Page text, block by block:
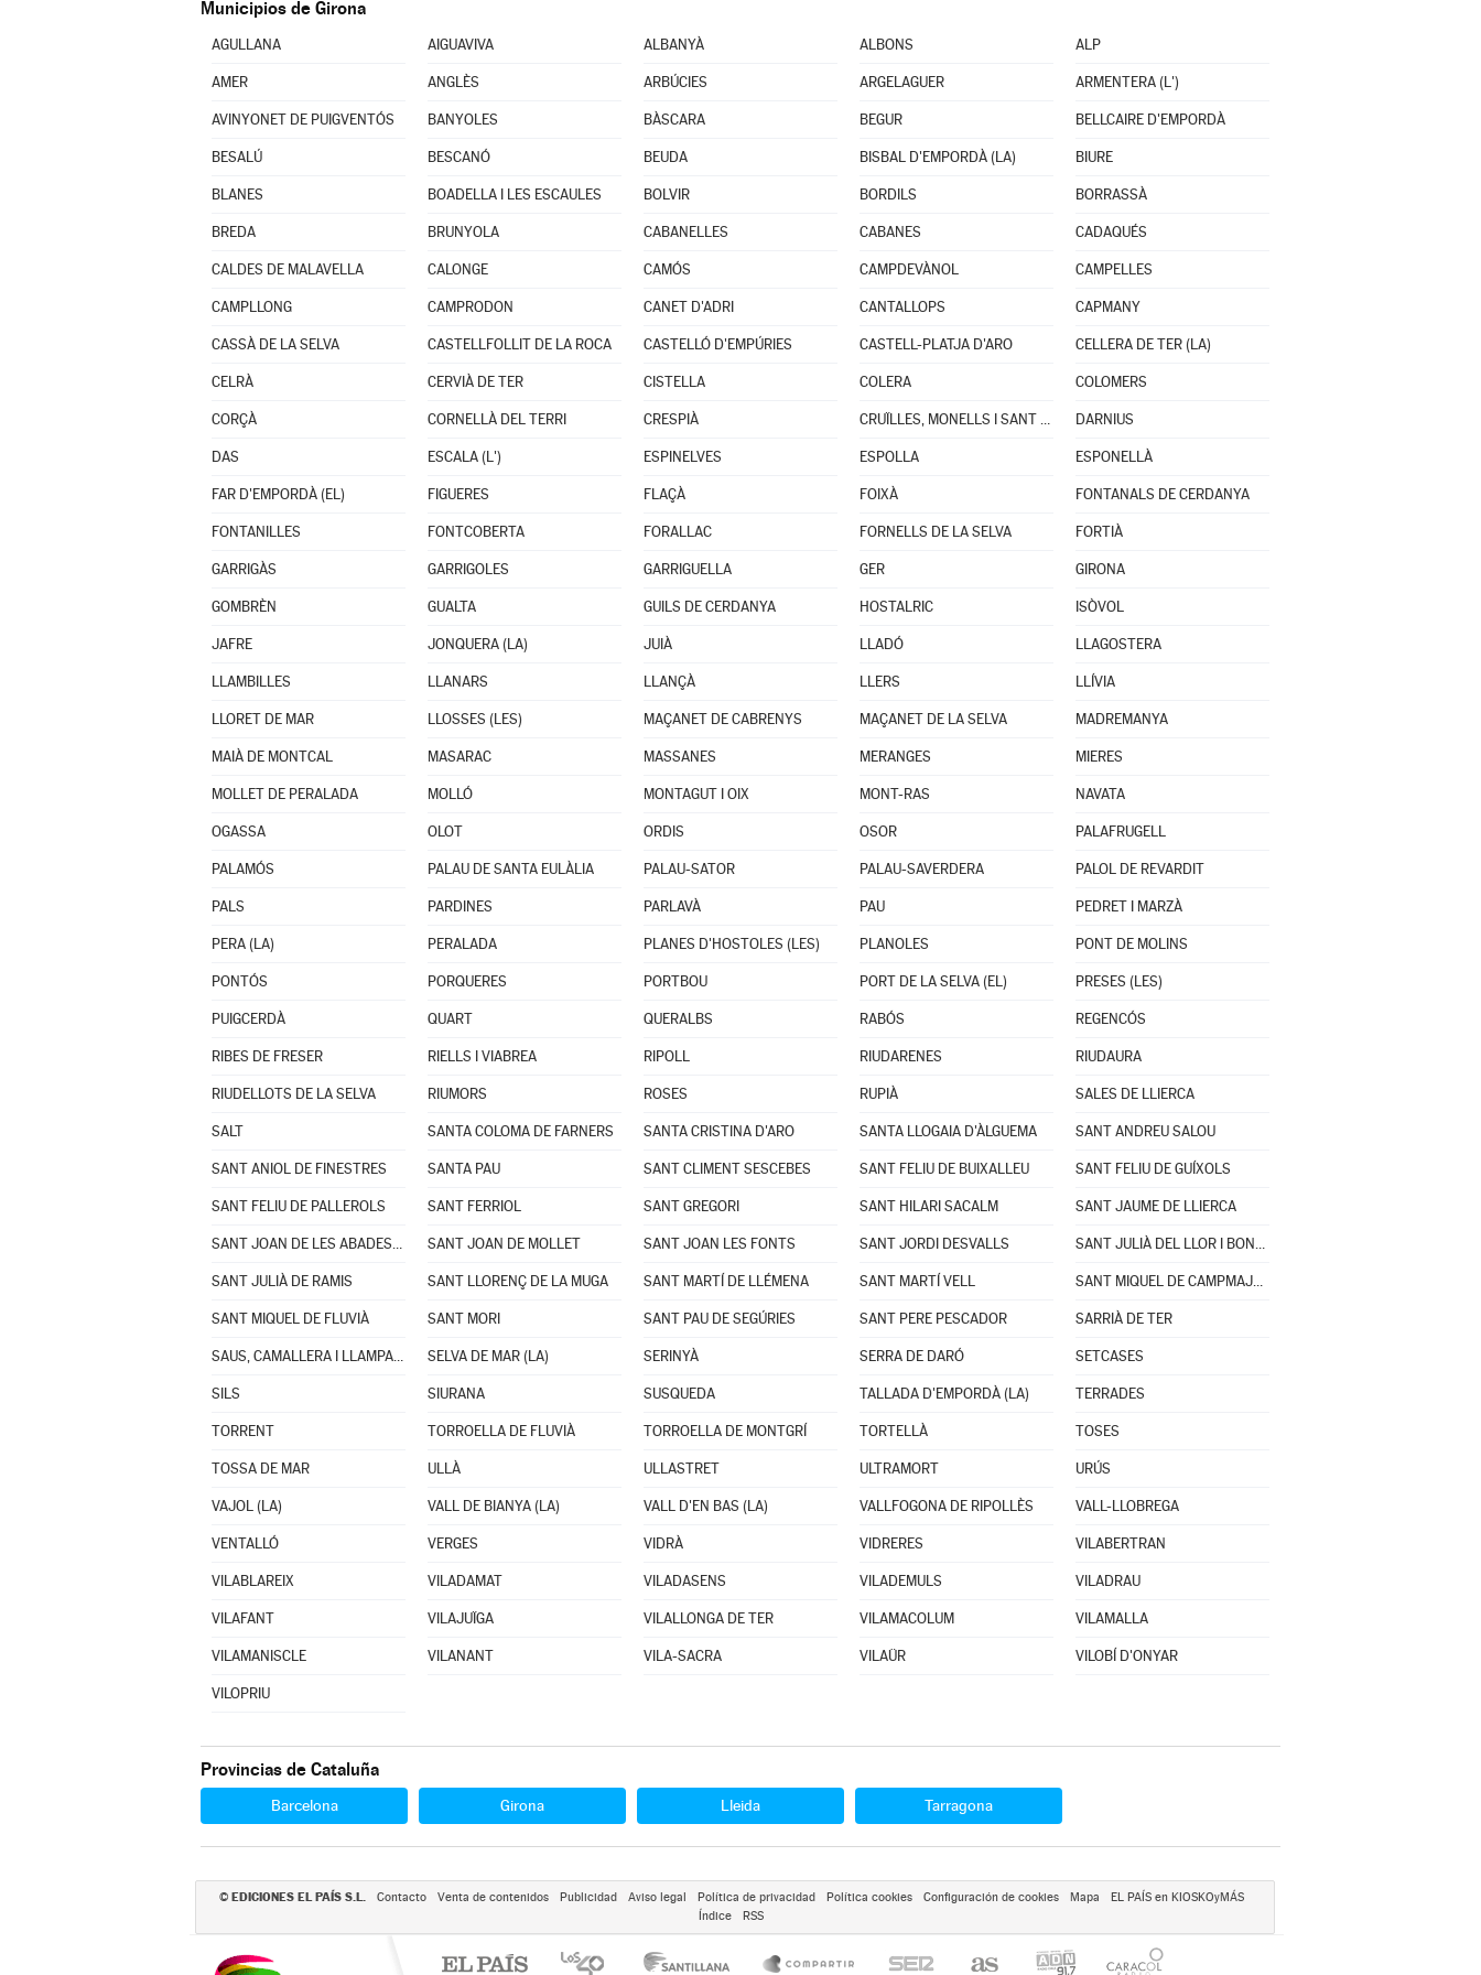
Municipios de Girona
AGULLANA AIGUAVIVA ALBANYÀ ALBONS ALP
AMER ANGLÈS ARBÚCIES ARGELAGUER ARMENTERA (L')
AVINYONET DE PUIGVENTÓS BANYOLES BÀSCARA BEGUR BELLCAIRE D'EMPORDÀ
BESALÚ BESCANÓ BEUDA BISBAL D'EMPORDÀ (LA) BIURE
BLANES BOADELLA I LES ESCAULES BOLVIR BORDILS BORRASSÀ
BREDA BRUNYOLA CABANELLES CABANES CADAQUÉS
CALDES DE MALAVELLA CALONGE CAMÓS CAMPDEVÀNOL CAMPELLES
CAMPLLONG CAMPRODON CANET D'ADRI CANTALLOPS CAPMANY
CASSÀ DE LA SELVA CASTELLFOLLIT DE LA ROCA CASTELLÓ D'EMPÚRIES CASTELL-PLATJA D'ARO CELLERA DE TER (LA)
CELRÀ CERVIÀ DE TER CISTELLA COLERA COLOMERS
CORÇÀ CORNELLÀ DEL TERRI CRESPIÀ CRUÏLLES, MONELLS I SANT SADURNÍ DE L'HEURA DARNIUS
DAS ESCALA (L') ESPINELVES ESPOLLA ESPONELLÀ
FAR D'EMPORDÀ (EL) FIGUERES FLAÇÀ FOIXÀ FONTANALS DE CERDANYA
FONTANILLES FONTCOBERTA FORALLAC FORNELLS DE LA SELVA FORTIÀ
GARRIGÀS GARRIGOLES GARRIGUELLA GER GIRONA
GOMBRÈN GUALTA GUILS DE CERDANYA HOSTALRIC ISÒVOL
JAFRE JONQUERA (LA) JUIÀ LLADÓ LLAGOSTERA
LLAMBILLES LLANARS LLANÇÀ LLERS LLÍVIA
LLORET DE MAR LLOSSES (LES) MAÇANET DE CABRENYS MAÇANET DE LA SELVA MADREMANYA
MAIÀ DE MONTCAL MASARAC MASSANES MERANGES MIERES
MOLLET DE PERALADA MOLLÓ MONTAGUT I OIX MONT-RAS NAVATA
OGASSA OLOT ORDIS OSOR PALAFRUGELL
PALAMÓS PALAU DE SANTA EULÀLIA PALAU-SATOR PALAU-SAVERDERA PALOL DE REVARDIT
PALS PARDINES PARLAVÀ PAU PEDRET I MARZÀ
PERA (LA) PERALADA PLANES D'HOSTOLES (LES) PLANOLES PONT DE MOLINS
PONTÓS PORQUERES PORTBOU PORT DE LA SELVA (EL) PRESES (LES)
PUIGCERDÀ QUART QUERALBS RABÓS REGENCÓS
RIBES DE FRESER RIELLS I VIABREA RIPOLL RIUDARENES RIUDAURA
RIUDELLOTS DE LA SELVA RIUMORS ROSES RUPIÀ SALES DE LLIERCA
SALT SANTA COLOMA DE FARNERS SANTA CRISTINA D'ARO SANTA LLOGAIA D'ÀLGUEMA SANT ANDREU SALOU
SANT ANIOL DE FINESTRES SANTA PAU SANT CLIMENT SESCEBES SANT FELIU DE BUIXALLEU SANT FELIU DE GUÍXOLS
SANT FELIU DE PALLEROLS SANT FERRIOL SANT GREGORI SANT HILARI SACALM SANT JAUME DE LLIERCA
SANT JOAN DE LES ABADESSES SANT JOAN DE MOLLET SANT JOAN LES FONTS SANT JORDI DESVALLS SANT JULIÀ DEL LLOR I BONMATÍ
SANT JULIÀ DE RAMIS SANT LLORENÇ DE LA MUGA SANT MARTÍ DE LLÉMENA SANT MARTÍ VELL SANT MIQUEL DE CAMPMAJOR
SANT MIQUEL DE FLUVIÀ SANT MORI SANT PAU DE SEGÚRIES SANT PERE PESCADOR SARRIÀ DE TER
SAUS, CAMALLERA I LLAMPAIES SELVA DE MAR (LA) SERINYÀ SERRA DE DARÓ SETCASES
SILS SIURANA SUSQUEDA TALLADA D'EMPORDÀ (LA) TERRADES
TORRENT TORROELLA DE FLUVIÀ TORROELLA DE MONTGRÍ TORTELLÀ TOSES
TOSSA DE MAR ULLÀ ULLASTRET ULTRAMORT URÚS
VAJOL (LA) VALL DE BIANYA (LA) VALL D'EN BAS (LA) VALLFOGONA DE RIPOLLÈS VALL-LLOBREGA
VENTALLÓ VERGES VIDRÀ VIDRERES VILABERTRAN
VILABLAREIX VILADAMAT VILADASENS VILADEMULS VILADRAU
VILAFANT VILAJUÏGA VILALLONGA DE TER VILAMACOLUM VILAMALLA
VILAMANISCLE VILANANT VILA-SACRA VILAÜR VILOBÍ D'ONYAR
VILOPRIU
Provincias de Cataluña
Barcelona Girona Lleida Tarragona
© EDICIONES EL PAÍS S.L. Contacto Venta de contenidos Publicidad Aviso legal Política de privacidad Política cookies Configuración de cookies Mapa
EL PAÍS en KIOSKOyMÁS
Índice
RSS